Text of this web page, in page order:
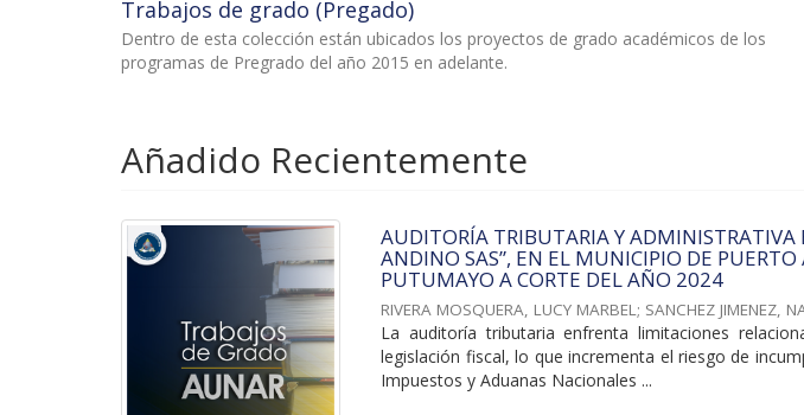
Trabajos de grado (Pregado)
Dentro de esta colección están ubicados los proyectos de grado académicos de los
programas de Pregrado del año 2015 en adelante.
Añadido Recientemente
AUDITORÍA TRIBUTARIA Y ADMINISTRATIVA
ANDINO SAS”, EN EL MUNICIPIO DE
PUTUMAYO A CORTE DEL AÑO 2024
RIVERA MOSQUERA, LUCY MARBEL; SANCHEZ JIMENEZ,
La auditoría tributaria enfrenta limitaciones
legislación fiscal, lo que incrementa el riesgo de
Impuestos y Aduanas Nacionales ...